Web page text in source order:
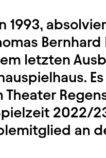
1993,
letzten
2022/
an